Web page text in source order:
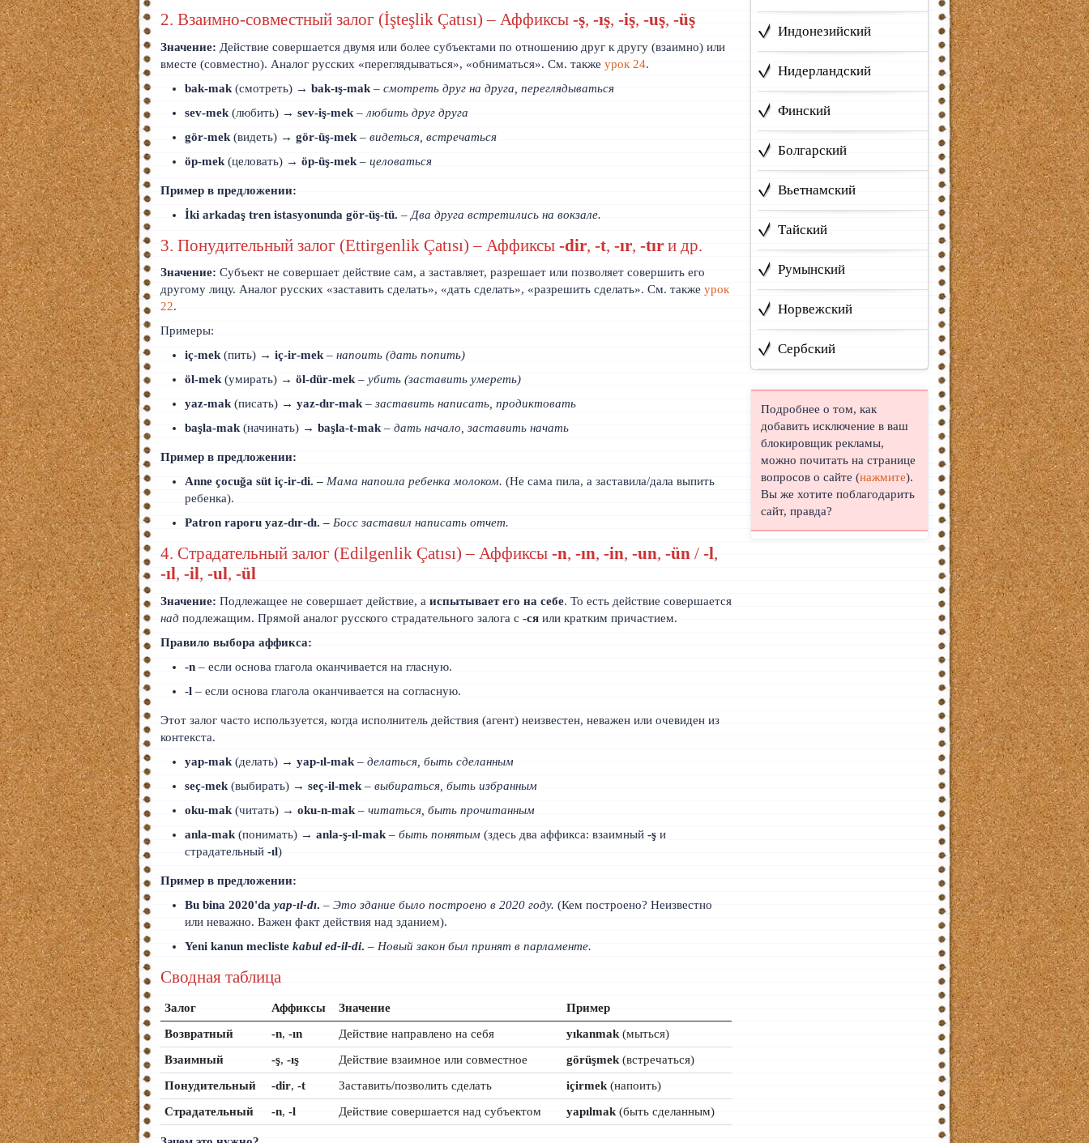
2. Взаимно-совместный залог (İşteşlik Çatısı) – Аффиксы-ş,-ış,-iş,-uş,-üş
Значение: Действие совершается двумя или более субъектами по отношению друг к другу (взаимно) или
вместе (совместно). Аналог русских «переглядываться», «обниматься». См. такжеурок 24.
bak‑mak (смотреть) →bak‑ış‑mak –смотреть друг на друга, переглядываться
sev‑mek (любить) →sev‑iş‑mek–любить друг друга
gör‑mek (видеть) →gör‑üş‑mek –видеться, встречаться
öp‑mek (целовать) →öp‑üş‑mek –целоваться
Пример в предложении:
İki arkadaş tren istasyonunda gör‑üş‑tü. – Два друга встретились на вокзале.
3. Понудительный залог (Ettirgenlik Çatısı) – Аффиксы-dir,-t,-ır,-tır и др.
Значение: Субъект не совершает действие сам, а заставляет, разрешает или позволяет совершить его
другому лицу. Аналог русских «заставить сделать», «дать сделать», «разрешить сделать». См. такжеурок
22.
Примеры:
iç‑mek (пить) →iç‑ir‑mek –напоить (дать попить)
öl‑mek (умирать) →öl‑dür‑mek –убить (заставить умереть)
yaz‑mak (писать) →yaz‑dır‑mak –заставить написать, продиктовать
başla‑mak (начинать) →başla‑t‑mak –дать начало, заставить начать
Пример в предложении:
Anne çocuğa sütiç‑ir‑di. – Мама напоила ребенка молоком. (Не сама пила, а заставила/дала выпить
ребенка).
Patron raporuyaz‑dır‑dı. – Босс заставил написать отчет.
4. Страдательный залог (Edilgenlik Çatısı) – Аффиксы-n,-ın,-in,-un,-ün /-l,
-ıl,-il,-ul,-ül
Значение: Подлежащее не совершает действие, аиспытывает его на себе. То есть действие совершается
над подлежащим. Прямой аналог русского страдательного залога с-ся или кратким причастием.
Правило выбора аффикса:
-n – если основа глагола оканчивается на гласную.
-l – если основа глагола оканчивается на согласную.
Этот залог часто используется, когда исполнитель действия (агент) неизвестен, неважен или очевиден из
контекста.
yap‑mak (делать) →yap‑ıl‑mak –делаться, быть сделанным
seç‑mek (выбирать) →seç‑il‑mek –выбираться, быть избранным
oku‑mak (читать) →oku‑n‑mak –читаться, быть прочитанным
anla‑mak (понимать) →anla‑ş‑ıl‑mak –быть понятым (здесь два аффикса: взаимный-ş и
страдательный-ıl)
Пример в предложении:
Bu bina 2020'dayap‑ıl‑dı. –Это здание было построено в 2020 году. (Кем построено? Неизвестно
или неважно. Важен факт действия над зданием).
Yeni kanun meclistekabul ed‑il‑di. – Новый закон был принят в парламенте.
Сводная таблица
Залог Аффиксы Значение
Пример
Возвратный
-n,-ın Действие направлено на себя yıkanmak (мыться)
Взаимный
-ş,-ış Действие взаимное или совместное görüşmek (встречаться)
Понудительный
-dir,-t Заставить/позволить сделать içirmek (напоить)
Страдательный
-n,-l Действие совершается над субъектом yapılmak (быть сделанным)
Индонезийский
Нидерландский
Финский
Болгарский
Вьетнамский
Тайский
Румынский
Норвежский
Сербский
Подробнее о том, как
добавить исключение в ваш
блокировщик рекламы,
можно почитать на странице
вопросов о сайте (нажмите).
Вы же хотите поблагодарить
сайт, правда?